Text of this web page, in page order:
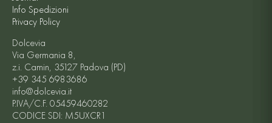
Info Spedizioni
Privacy Policy
Dolcevia
Via Germania 8,
z.i. Camin, 35127 Padova (PD)
+39 345 6983686
info@dolcevia.it
P.IVA/C.F. 05459460282
CODICE SDI: M5UXCR1